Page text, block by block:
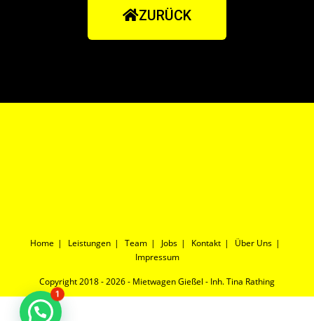
ZURÜCK
Home Leistungen Team Jobs Kontakt
Über Uns
Impressum
Copyright 2018 - 2026 - Mietwagen Gießel - Inh. Tina Rathing
1